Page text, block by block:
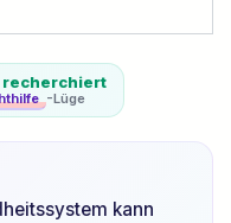
recherchiert
-Lüge
kann